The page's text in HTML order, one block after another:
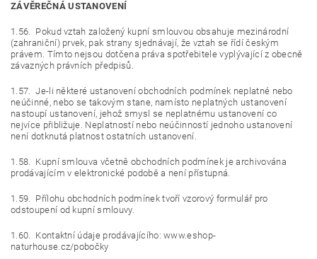
ZÁVĚREČNÁ USTANOVENÍ
1.56. Pokud vztah založený kupní smlouvou obsahuje mezinárodní
(zahraniční) prvek, pak strany sjednávají, že vztah se řídí českým
právem. Tímto nejsou dotčena práva spotřebitele vyplývající z obecně
závazných právních předpisů.
1.57. Je-li některé ustanovení obchodních podmínek neplatné nebo
neúčinné, nebo se takovým stane, namísto neplatných ustanovení
nastoupí ustanovení, jehož smysl se neplatnému ustanovení co
nejvíce přibližuje. Neplatností nebo neúčinností jednoho ustanovení
není dotknutá platnost ostatních ustanovení.
1.58. Kupní smlouva včetně obchodních podmínek je archivována
prodávajícím v elektronické podobě a není přístupná.
1.59. Přílohu obchodních podmínek tvoří vzorový formulář pro
odstoupení od kupní smlouvy.
1.60. Kontaktní údaje prodávajícího: www.eshop-
naturhouse.cz/pobočky